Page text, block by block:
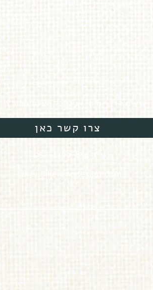
רוצים לדבר איתי או לקבל הצעת מחיר?
צרו קשר כאן
keren@kerenodesign.com